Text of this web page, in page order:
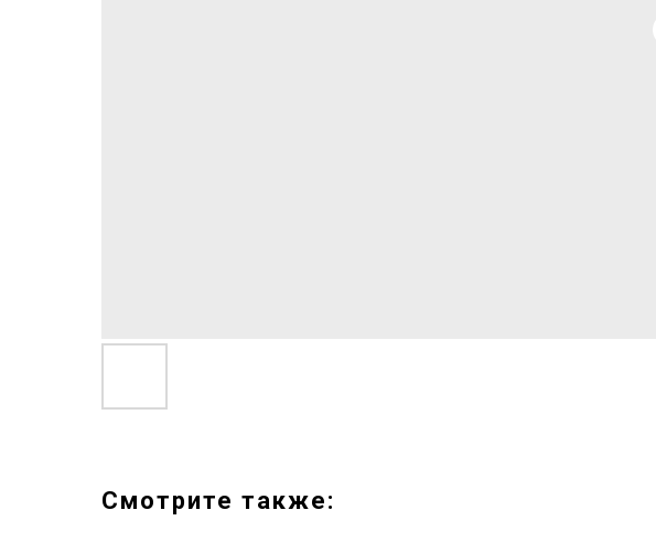
Смотрите также: